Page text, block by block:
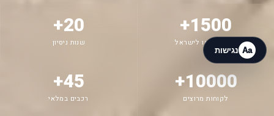
1500+
רכבים יובאו לישראל
20+
שנות ניסיון
10000+
לקוחות מרוצים
45+
רכבים במלאי
Aa נגישות